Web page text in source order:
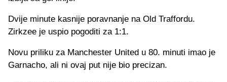
Dvije minute kasnije poravnanje na Old Traffordu.
Zirkzee je uspio pogoditi za 1:1.
Novu priliku za Manchester United u 80. minuti imao je
Garnacho, ali ni ovaj put nije bio precizan.